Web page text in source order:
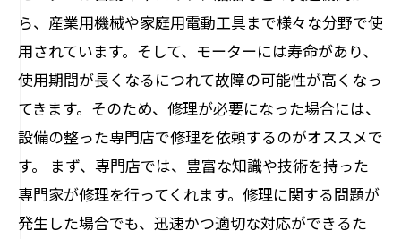
ら、産業用機械や家庭用電動工具まで様々な分野で使
用されています。そして、モーターには寿命があり、
使用期間が長くなるにつれて故障の可能性が高くなっ
てきます。そのため、修理が必要になった場合には、
設備の整った専門店で修理を依頼するのがオススメで
す。 まず、専門店では、豊富な知識や技術を持った
専門家が修理を行ってくれます。修理に関する問題が
発生した場合でも、迅速かつ適切な対応ができるた